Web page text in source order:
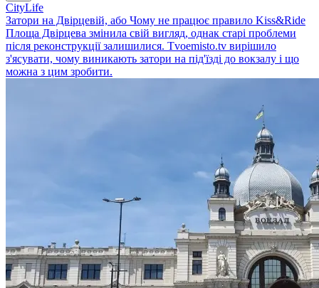
CityLife
Затори на Двірцевій, або Чому не працює правило Kiss&Ride
Площа Двірцева змінила свій вигляд, однак старі проблеми
після реконструкції залишилися. Tvoemisto.tv вирішило
з'ясувати, чому виникають затори на під'їзді до вокзалу і що
можна з цим зробити.